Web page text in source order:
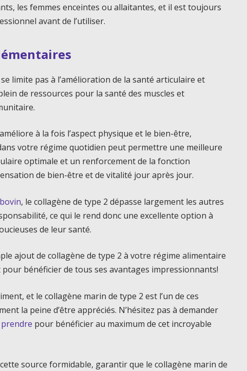
les femmes enceintes ou allaitantes, et il est toujours
avant de l’utiliser.
limite pas à l’amélioration de la santé articulaire et
de ressources pour la santé des muscles et
à la fois l’aspect physique et le bien-être,
votre régime quotidien peut permettre une meilleure
optimale et un renforcement de la fonction
de bien-être et de vitalité jour après jour.
, le collagène de type 2 dépasse largement les autres
ce qui le rend donc une excellente option à
de leur santé.
ajout de collagène de type 2 à votre régime alimentaire
bénéficier de tous ses avantages impressionnants!
et le collagène marin de type 2 est l’un de ces
la peine d’être appréciés. N’hésitez pas à demander
pour bénéficier au maximum de cet incroyable
source formidable, garantir que le collagène marin de